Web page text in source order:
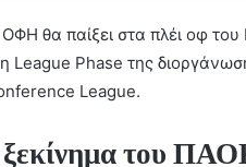
θα παίξει στα πλέι οφ
League Phase της
League.
ξεκίνημα του